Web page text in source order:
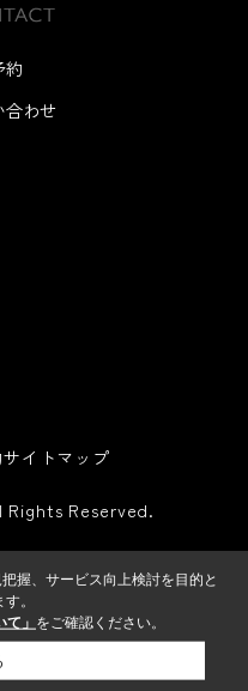
約
合わせ
サイトマップ
Rights Reserved.
握、サービス向上検討を目的と
。
」 をご確認ください。